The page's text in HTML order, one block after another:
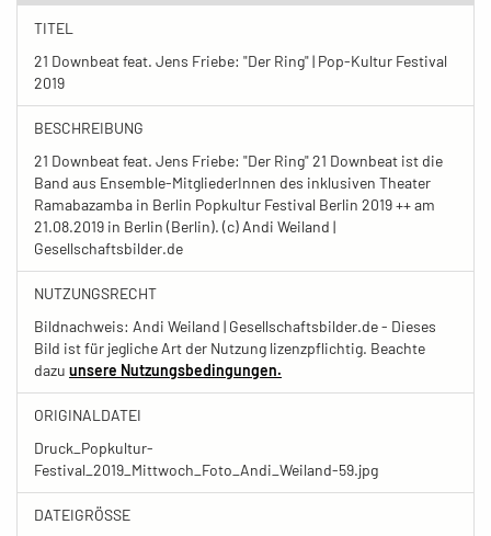
TITEL
21 Downbeat feat. Jens Friebe: "Der Ring" | Pop-Kultur Festival
2019
BESCHREIBUNG
21 Downbeat feat. Jens Friebe: "Der Ring" 21 Downbeat ist die
Band aus Ensemble-MitgliederInnen des inklusiven Theater
Ramabazamba in Berlin Popkultur Festival Berlin 2019 ++ am
21.08.2019 in Berlin (Berlin). (c) Andi Weiland |
Gesellschaftsbilder.de
NUTZUNGSRECHT
Bildnachweis: Andi Weiland | Gesellschaftsbilder.de - Dieses
Bild ist für jegliche Art der Nutzung lizenzpflichtig. Beachte
dazu unsere Nutzungsbedingungen.
ORIGINALDATEI
Druck_Popkultur-
Festival_2019_Mittwoch_Foto_Andi_Weiland-59.jpg
DATEIGRÖSSE